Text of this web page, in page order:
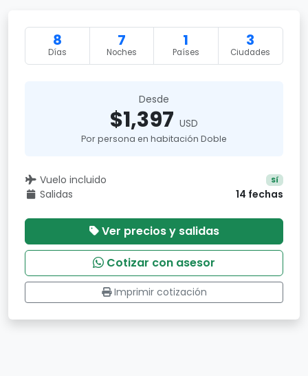
8
Días
7
Noches
1
Países
3
Ciudades
Desde
$1,397 USD
Por persona en habitación Doble
Vuelo incluido Sí
Salidas 14 fechas
Ver precios y salidas
Cotizar con asesor
Imprimir cotización